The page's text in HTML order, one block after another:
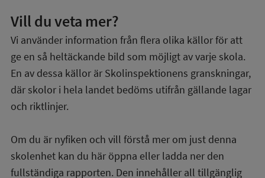
Vill du veta mer?
Vi använder information från flera olika källor för att
ge en så heltäckande bild som möjligt av varje skola.
En av dessa källor är Skolinspektionens granskningar,
där skolor i hela landet bedöms utifrån gällande lagar
och riktlinjer.
Om du är nyfiken och vill förstå mer om just denna
skolenhet kan du här öppna eller ladda ner den
fullständiga rapporten. Den innehåller all tillgänglig